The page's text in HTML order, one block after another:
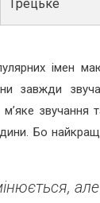
Грецьке
імен
завжди
звучання
Бо